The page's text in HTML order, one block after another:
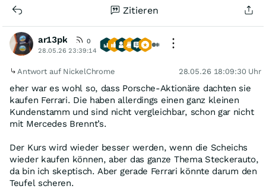
Zitieren
ar13pk
0
28.05.26 23:39:14
Antwort auf NickelChrome 28.05.26 18:09:30 Uhr
eher war es wohl so, dass Porsche-Aktionäre dachten sie
kaufen Ferrari. Die haben allerdings einen ganz kleinen
Kundenstamm und sind nicht vergleichbar, schon gar nicht
mit Mercedes Brennt’s.
Der Kurs wird wieder besser werden, wenn die Scheichs
wieder kaufen können, aber das ganze Thema Steckerauto,
da bin ich skeptisch. Aber gerade Ferrari könnte darum den
Teufel scheren.